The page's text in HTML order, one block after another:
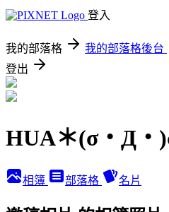
登入
我的部落格 我的部落格後台
登出
HUA＊(σ・Д・
相簿 部落格 名片